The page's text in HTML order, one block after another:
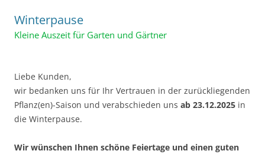
Winterpause
Kleine Auszeit für Garten und Gärtner
Liebe Kunden,
wir bedanken uns für Ihr Vertrauen in der zurückliegenden
Pflanz(en)-Saison und verabschieden uns ab 23.12.2025 in
die Winterpause.
Wir wünschen Ihnen schöne Feiertage und einen guten